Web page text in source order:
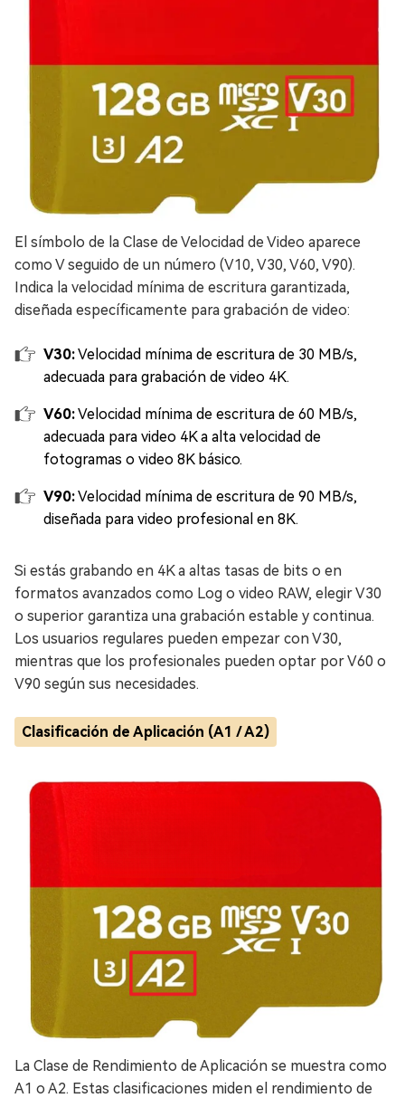
El símbolo de la Clase de Velocidad de Video aparece
como V seguido de un número (V10, V30, V60, V90).
Indica la velocidad mínima de escritura garantizada,
diseñada específicamente para grabación de video:
V30:Velocidad mínima de escritura de 30 MB/s,
adecuada para grabación de video 4K.
V60:Velocidad mínima de escritura de 60 MB/s,
adecuada para video 4K a alta velocidad de
fotogramas o video 8K básico.
V90:Velocidad mínima de escritura de 90 MB/s,
diseñada para video profesional en 8K.
Si estás grabando en 4K a altas tasas de bits o en
formatos avanzados como Log o video RAW, elegir V30
o superior garantiza una grabación estable y continua.
Los usuarios regulares pueden empezar con V30,
mientras que los profesionales pueden optar por V60 o
V90 según sus necesidades.
Clasificación de Aplicación (A1 / A2)
La Clase de Rendimiento de Aplicación se muestra como
A1 o A2. Estas clasificaciones miden el rendimiento de